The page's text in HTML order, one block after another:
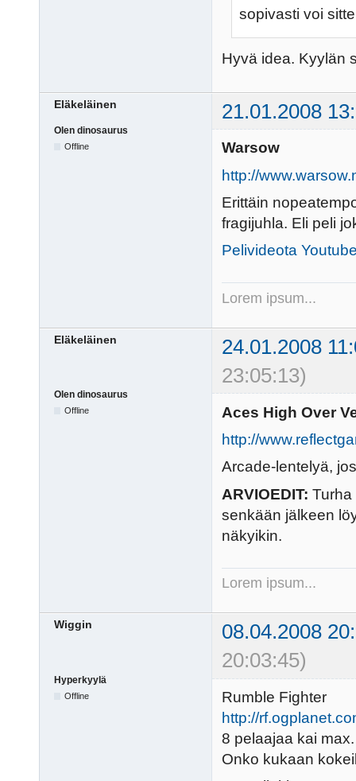
sopivasti voi
Hyvä idea. Kyylän
Eläkeläinen 21.01.2008
Olen dinosaurus
Offline
Warsow
http://
Erittäin
fragijuhla. Eli peli
Pelivideota
Lorem ipsum...
Eläkeläinen
24.01.2008
23:05:13)
Olen dinosaurus
Offline
Aces High Over
http://
Arcade-lentelyä,
ARVIOEDIT: Turha
senkään jälkeen
näkyikin.
Lorem ipsum...
Wiggin
08.04.2008
20:03:45)
Hyperkyylä
Offline
Rumble Fighter
http://
8 pelaajaa kai max.
Onko kukaan